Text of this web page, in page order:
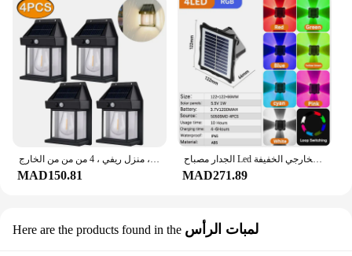
مصباح شارع جداري مقاوم للماء يعمل بالطاقة الشمسية ، مصباح دافئ مع مستشعر ، ديكور حديقة ، إضاءة ليد ، إضاءة خارجية ، منزل ريفي ، 4 من من من الخارج
MAD150.81
الجدار مصباح Led منزل في الهواء الطلق الشمسية مقاوم للماء صعودا وهبوطا مضيئة الإضاءة شرفة ديكورات للباحة حديقة الجدار الخارجي الخفيفة
MAD271.89
Here are the products found in the لمبات الرأس